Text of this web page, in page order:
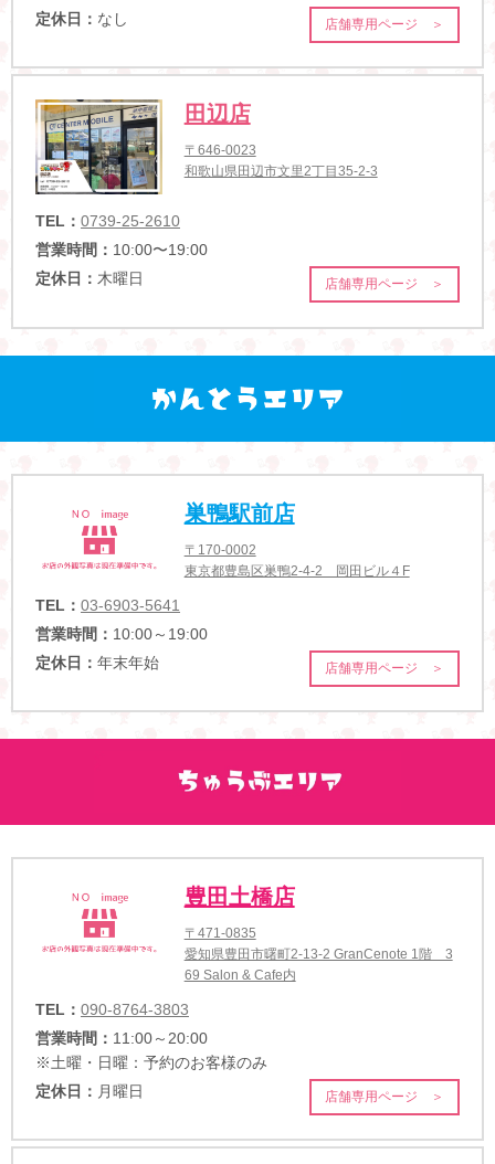
定休日： なし 店舗専用ページ ＞
田辺店
〒646-0023
和歌山県田辺市文里2丁目35-2-3
TEL： 0739-25-2610
営業時間： 10:00〜19:00
定休日： 木曜日 店舗専用ページ ＞
巣鴨駅前店
〒170-0002
東京都豊島区巣鴨2-4-2 岡田ビル４F
TEL： 03-6903-5641
営業時間： 10:00～19:00
定休日： 年末年始 店舗専用ページ ＞
豊田土橋店
〒471-0835
愛知県豊田市曙町2-13-2 GranCenote 1階 3
69 Salon & Cafe内
TEL： 090-8764-3803
営業時間： 11:00～20:00
※土曜・日曜：予約のお客様のみ
定休日： 月曜日 店舗専用ページ ＞